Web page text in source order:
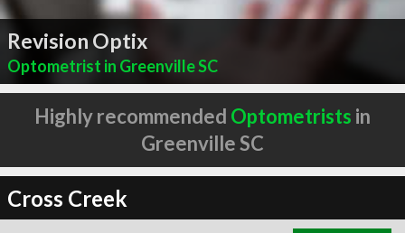
Revision Optix
Optometrist in Greenville SC
Highly recommended Optometrists in
Greenville SC
Cross Creek